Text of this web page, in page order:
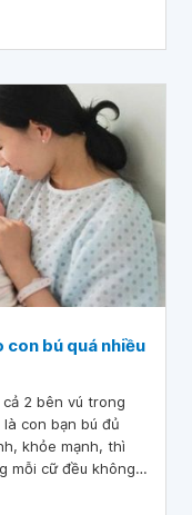
Cảm ơn bác sĩ!
con bú quá nhiều
2 bên vú trong
con bạn bú đủ
khỏe mạnh, thì
mỗi cữ đều không